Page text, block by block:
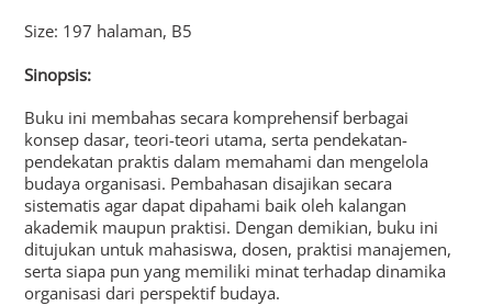
Size: 197 halaman, B5
Sinopsis:
Buku ini membahas secara komprehensif berbagai
konsep dasar, teori-teori utama, serta pendekatan-
pendekatan praktis dalam memahami dan mengelola
budaya organisasi. Pembahasan disajikan secara
sistematis agar dapat dipahami baik oleh kalangan
akademik maupun praktisi. Dengan demikian, buku ini
ditujukan untuk mahasiswa, dosen, praktisi manajemen,
serta siapa pun yang memiliki minat terhadap dinamika
organisasi dari perspektif budaya.